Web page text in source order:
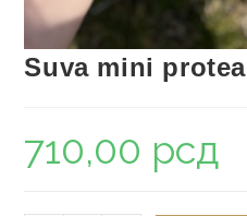
Suva mini protea
710,00 рсд